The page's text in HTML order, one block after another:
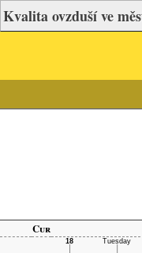
Kvalita ovzduší ve
Cur